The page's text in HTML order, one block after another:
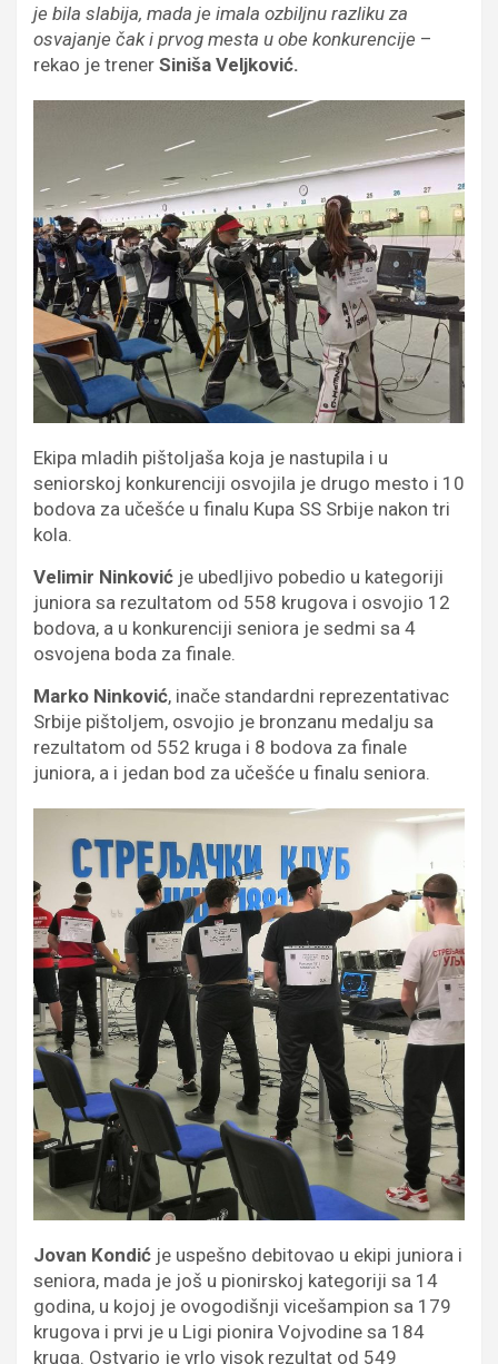
je bila slabija, mada je imala ozbiljnu razliku za
osvajanje čak i prvog mesta u obe konkurencije –
rekao je trener Siniša Veljković.
Ekipa mladih pištoljaša koja je nastupila i u
seniorskoj konkurenciji osvojila je drugo mesto i 10
bodova za učešće u finalu Kupa SS Srbije nakon tri
kola.
Velimir Ninković je ubedljivo pobedio u kategoriji
juniora sa rezultatom od 558 krugova i osvojio 12
bodova, a u konkurenciji seniora je sedmi sa 4
osvojena boda za finale.
Marko Ninković, inače standardni reprezentativac
Srbije pištoljem, osvojio je bronzanu medalju sa
rezultatom od 552 kruga i 8 bodova za finale
juniora, a i jedan bod za učešće u finalu seniora.
Jovan Kondić je uspešno debitovao u ekipi juniora i
seniora, mada je još u pionirskoj kategoriji sa 14
godina, u kojoj je ovogodišnji vicešampion sa 179
krugova i prvi je u Ligi pionira Vojvodine sa 184
kruga. Ostvario je vrlo visok rezultat od 549